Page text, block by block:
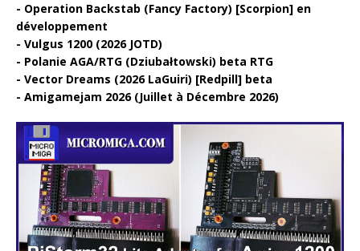
Operation Backstab (Fancy Factory) [Scorpion] en
développement
Vulgus 1200 (2026 JOTD)
Polanie AGA/RTG (Dziubałtowski) beta RTG
Vector Dreams (2026 LaGuiri) [Redpill] beta
Amigamejam 2026 (Juillet à Décembre 2026)